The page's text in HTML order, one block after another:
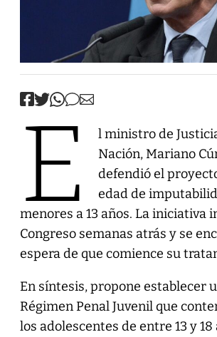
E
l ministro de
Nación, Mariano
defendió el
edad de
menores a 13 años. La iniciativa
Congreso semanas atrás y se
espera de que comience su
En síntesis, propone establecer
Régimen Penal Juvenil que
los adolescentes de entre 13 y 18